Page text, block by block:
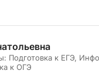
Подготовка к ЕГЭ,
к ОГЭ